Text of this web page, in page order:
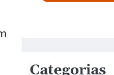
Categorias